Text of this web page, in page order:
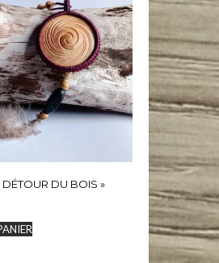
DÉTOUR DU BOIS »